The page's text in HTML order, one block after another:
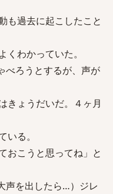
も過去に起こしたこと
くわかっていた。
べろうとするが、声が
きょうだいだ。４ヶ月
る。
おこうと思ってね」と
声を出したら…）ジレ